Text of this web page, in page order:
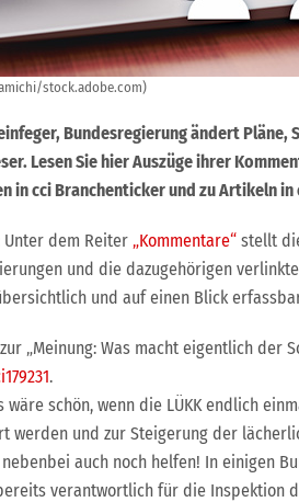
stock.adobe.com)
Bundesregierung ändert Pläne,
Lesen Sie hier Auszüge ihrer
in cci Branchenticker und zu Artikeln
Unter dem Reiter „Kommentare“ stellt
und die dazugehörigen
und auf einen Blick
zur „Meinung: Was macht eigentlich der
.
wäre schön, wenn die LÜKK endlich
werden und zur Steigerung der
auch noch helfen! In einigen
verantwortlich für die Inspektion